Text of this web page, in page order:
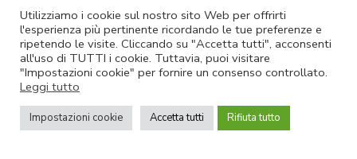
Privacy Newsletter
Società trasparente
Whistleblowing
© Lazio Innova S.p.A. società soggetta a direzione e
coordinamento della Regione Lazio
Sede legale Via Marco Aurelio 26 A - 00184 Roma
Utilizziamo i cookie sul nostro sito Web per offrirti
l'esperienza più pertinente ricordando le tue preferenze e
ripetendo le visite. Cliccando su "Accetta tutti", acconsenti
all'uso di TUTTI i cookie. Tuttavia, puoi visitare
"Impostazioni cookie" per fornire un consenso controllato.
Leggi tutto
Impostazioni cookie Accetta tutti Rifiuta tutto